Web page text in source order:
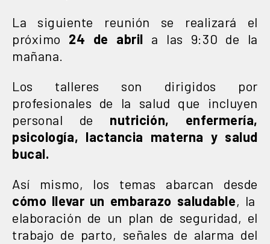
La siguiente reunión se realizará el
próximo 24 de abril a las 9:30 de la
mañana.
Los talleres son dirigidos por
profesionales de la salud que incluyen
personal de nutrición, enfermería,
psicología, lactancia materna y salud
bucal.
Así mismo, los temas abarcan desde
cómo llevar un embarazo saludable, la
elaboración de un plan de seguridad, el
trabajo de parto, señales de alarma del